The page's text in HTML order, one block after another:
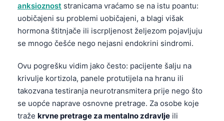
anksioznost stranicama vraćamo se na istu poantu:
uobičajeni su problemi uobičajeni, a blagi višak
hormona štitnjače ili iscrpljenost željezom pojavljuju
se mnogo češće nego nejasni endokrini sindromi.
Ovu pogrešku vidim jako često: pacijente šalju na
krivulje kortizola, panele protutijela na hranu ili
takozvana testiranja neurotransmitera prije nego što
se uopće naprave osnovne pretrage. Za osobe koje
traže krvne pretrage za mentalno zdravlje ili